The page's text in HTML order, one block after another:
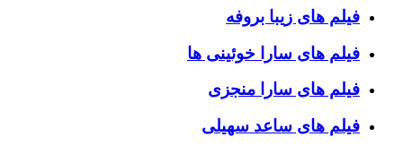
فیلم های زیبا بروفه
فیلم های سارا خوئینی ها
فیلم های سارا منجزی
فیلم های ساعد سهیلی